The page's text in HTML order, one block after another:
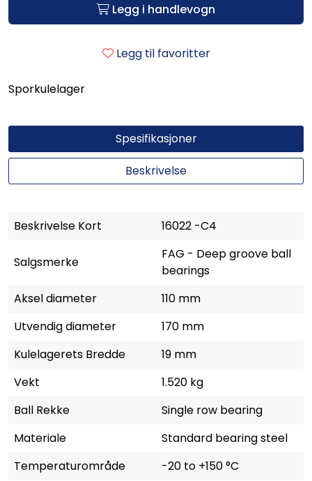
Legg i handlevogn
Legg til favoritter
Sporkulelager
Spesifikasjoner
Beskrivelse
Beskrivelse Kort 16022 -C4
Salgsmerke
FAG - Deep groove ball
bearings
Aksel diameter
110 mm
Utvendig diameter
170 mm
Kulelagerets Bredde
19 mm
Vekt
1.520 kg
Ball Rekke
Single row bearing
Materiale
Standard bearing steel
Temperaturområde
-20 to +150 °C